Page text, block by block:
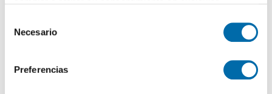
el Menú de consentimiento.
Recopilar información sobre su ubicación geográfica
Necesario
Preferencias